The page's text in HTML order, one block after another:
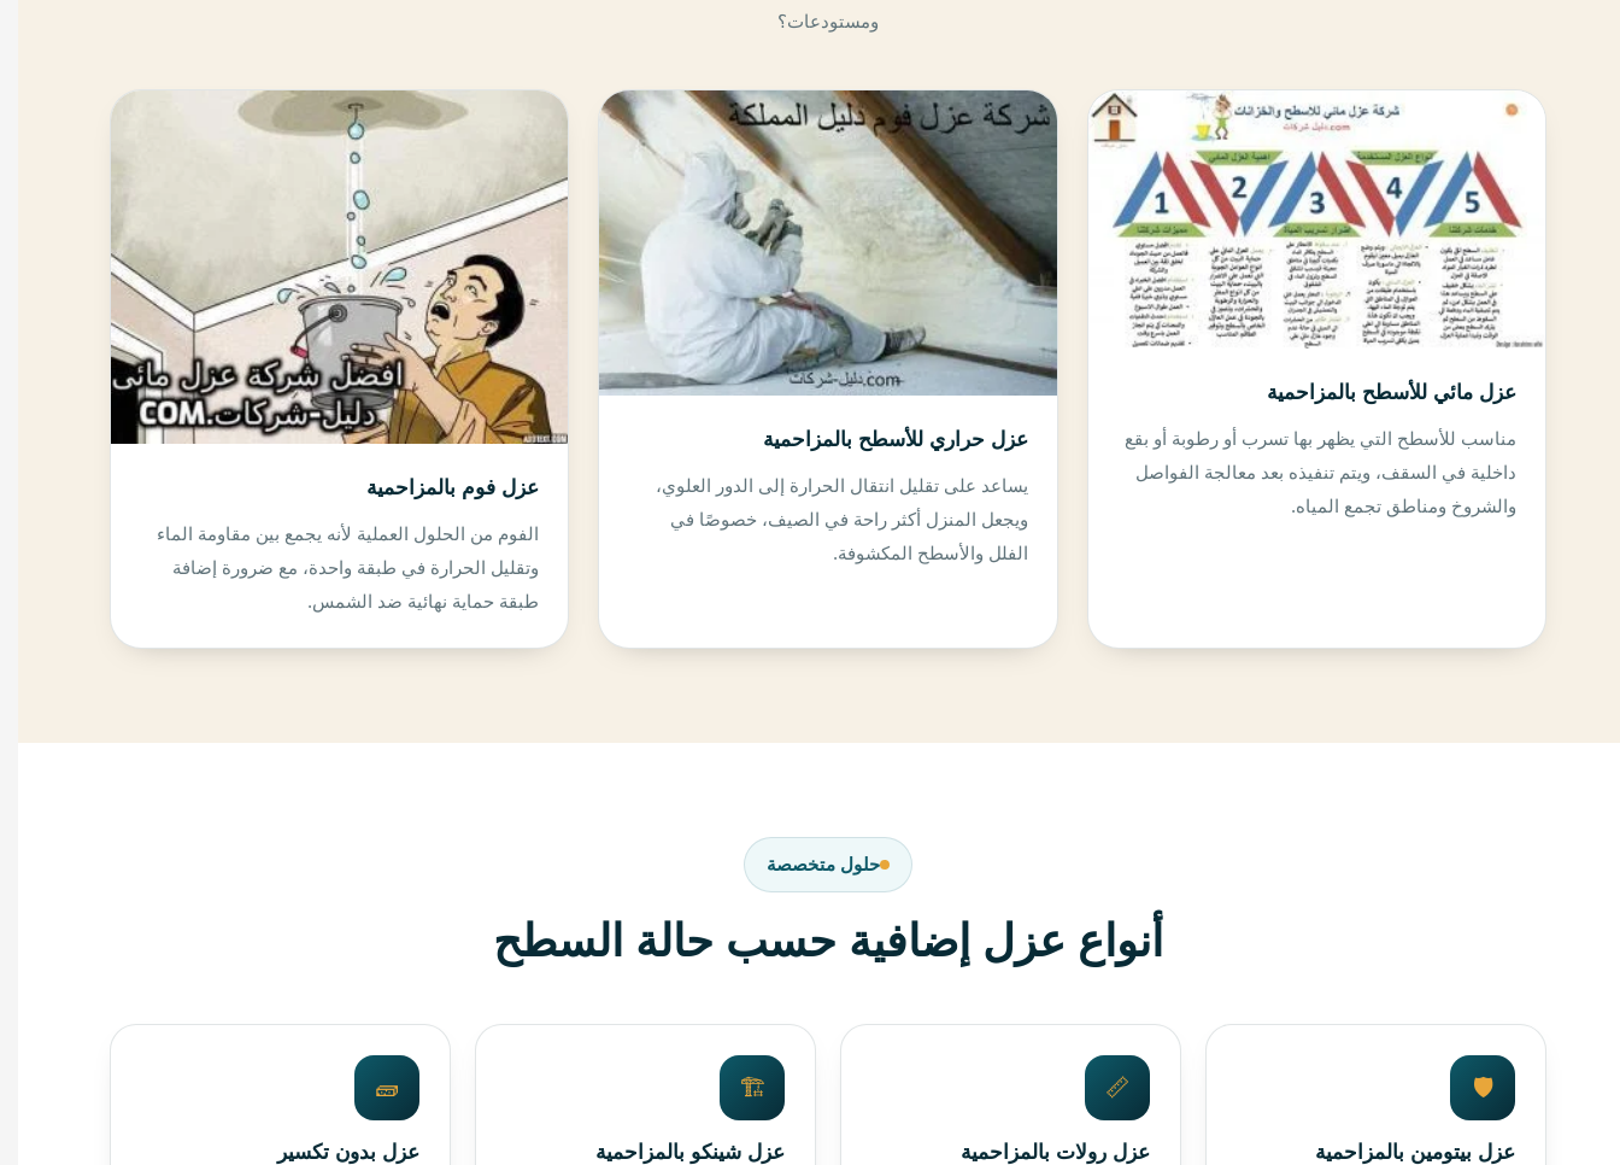
ومستودعات؟
عزل مائي للأسطح بالمزاحمية
مناسب للأسطح التي يظهر بها تسرب أو رطوبة أو بقع
داخلية في السقف، ويتم تنفيذه بعد معالجة الفواصل
والشروخ ومناطق تجمع المياه.
عزل حراري للأسطح بالمزاحمية
يساعد على تقليل انتقال الحرارة إلى الدور العلوي،
ويجعل المنزل أكثر راحة في الصيف، خصوصًا في
الفلل والأسطح المكشوفة.
عزل فوم بالمزاحمية
الفوم من الحلول العملية لأنه يجمع بين مقاومة الماء
وتقليل الحرارة في طبقة واحدة، مع ضرورة إضافة
طبقة حماية نهائية ضد الشمس.
حلول متخصصة
أنواع عزل إضافية حسب حالة السطح
🛡️
عزل بيتومين بالمزاحمية
📏
عزل رولات بالمزاحمية
🏗️
عزل شينكو بالمزاحمية
🧱
عزل بدون تكسير